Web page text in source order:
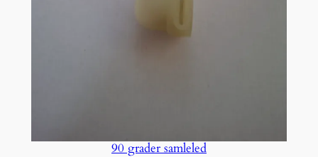
90 grader samleled